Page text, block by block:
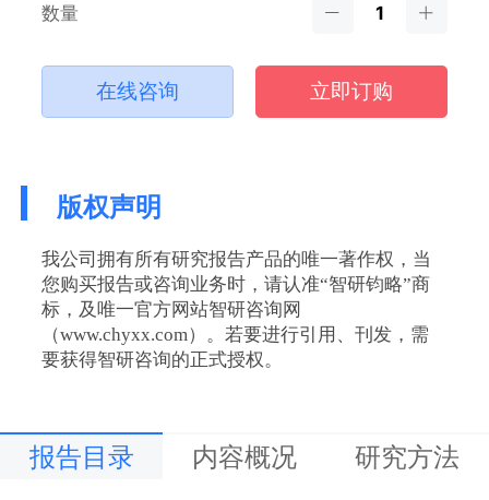
数量
在线咨询 立即订购
版权声明
我公司拥有所有研究报告产品的唯一著作权，当
您购买报告或咨询业务时，请认准“智研钧略”商
标，及唯一官方网站智研咨询网
（www.chyxx.com）。若要进行引用、刊发，需
要获得智研咨询的正式授权。
报告目录 内容概况 研究方法